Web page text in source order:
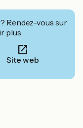
Rendez-vous sur
plus.
Site web